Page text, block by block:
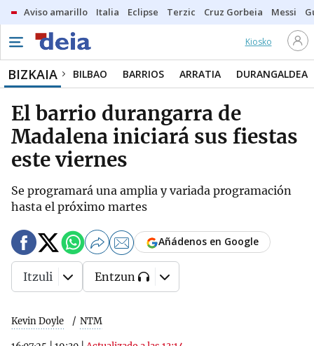
Aviso amarillo Italia Eclipse Terzic Cruz Gorbeia Messi
Kiosko
BIZKAIA BILBAO BARRIOS ARRATIA DURANGALDEA
El barrio durangarra de
Madalena iniciará sus fiestas
este viernes
Se programará una amplia y variada programación
hasta el próximo martes
Kevin Doyle NTM
Añádenos en Google
Itzuli Entzun